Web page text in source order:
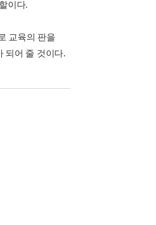
이다.
교육의 판을
되어 줄 것이다.